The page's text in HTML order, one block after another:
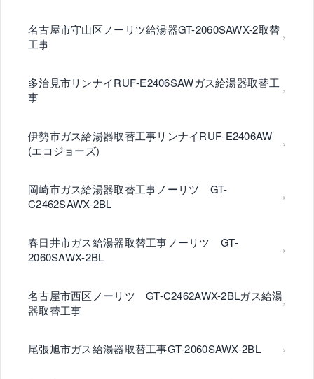
名古屋市守山区ノーリツ給湯器GT-2060SAWX-2取替
工事
多治見市リンナイRUF-E2406SAWガス給湯器取替工
事
伊勢市ガス給湯器取替工事リンナイRUF-E2406AW
(エコジョーズ)
岡崎市ガス給湯器取替工事ノーリツ GT-
C2462SAWX-2BL
春日井市ガス給湯器取替工事ノーリツ GT-
2060SAWX-2BL
名古屋市西区ノーリツ GT-C2462AWX-2BLガス給湯
器取替工事
尾張旭市ガス給湯器取替工事GT-2060SAWX-2BL